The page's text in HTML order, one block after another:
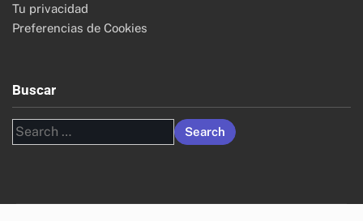
Tu privacidad
Preferencias de Cookies
Buscar
Search
for: